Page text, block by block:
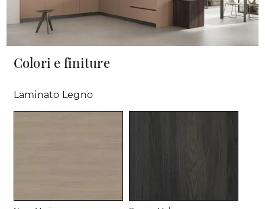
Colori e finiture
Laminato Legno